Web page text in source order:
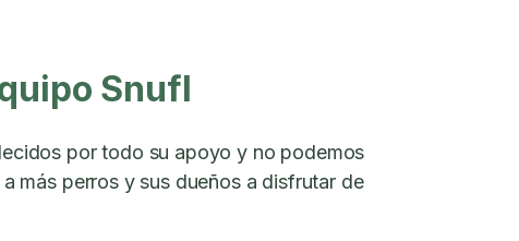
Snufl
por todo su apoyo y no podemos
más perros y sus dueños a disfrutar de